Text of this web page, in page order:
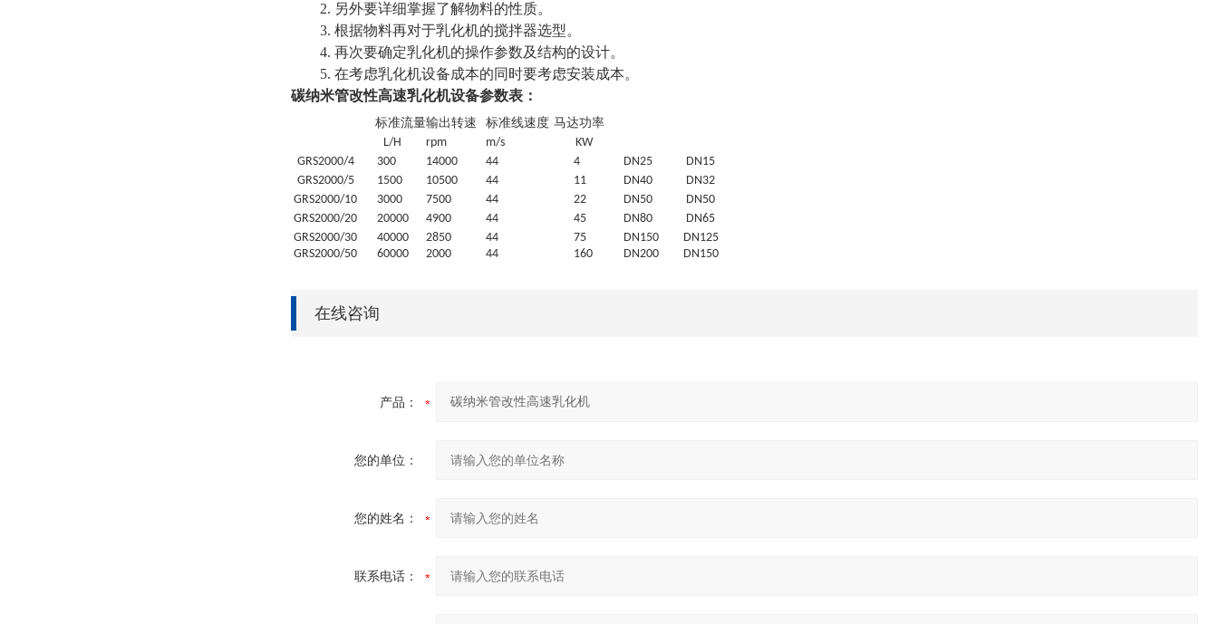
2. 另外要详细掌握了解物料的性质。
3. 根据物料再对于乳化机的搅拌器选型。
4. 再次要确定乳化机的操作参数及结构的设计。
5. 在考虑乳化机设备成本的同时要考虑安装成本。
碳纳米管改性高速乳化机设备参数表：
标准流量输出转速 标准线速度 马达功率
L/H
rpm m/s
KW
GRS2000/4 300 14000 44 4 DN25
DN15
GRS2000/5 1500 10500 44 11 DN40
DN32
GRS2000/10 3000 7500 44 22 DN50
DN50
GRS2000/20 20000 4900 44 45 DN80
DN65
GRS2000/30 40000 2850 44 75 DN150
DN125
GRS2000/50 60000 2000 44 160 DN200 DN150
在线咨询
产品：
您的单位：
您的姓名：
联系电话：